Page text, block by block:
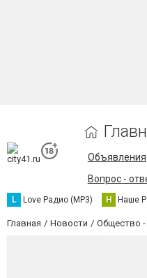
Объявления
Вопрос -
L Love Радио (MP3) Н Наше
Главная Новости Общество -